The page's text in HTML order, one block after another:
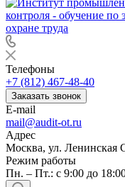
Телефоны
+7 (812) 467-48-40
Заказать звонок
E-mail
mail@audit-ot.ru
Адрес
Москва, ул. Ленинская
Режим работы
Пн. – Пт.: с 9:00 до